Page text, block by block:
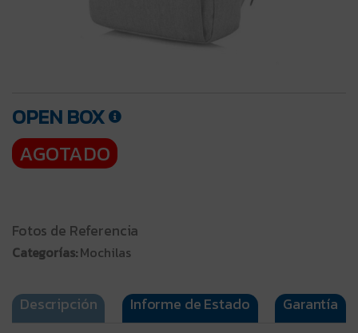
OPEN BOX
AGOTADO
Fotos de Referencia
Categorías:Mochilas
Descripción Informe de Estado Garantía